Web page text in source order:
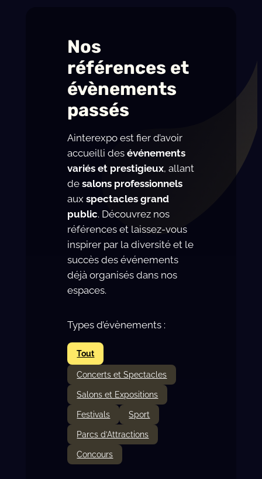
Nos
références et
évènements
passés
Ainterexpo est fier d’avoir
accueilli desévénements
variés et prestigieux, allant
desalons professionnels
auxspectacles grand
public. Découvrez nos
références et laissez-vous
inspirer par la diversité et le
succès des événements
déjà organisés dans nos
espaces.
Types d’évènements :
Tout
Concerts et Spectacles
Salons et Expositions
Festivals
Sport
Parcs d’Attractions
Concours